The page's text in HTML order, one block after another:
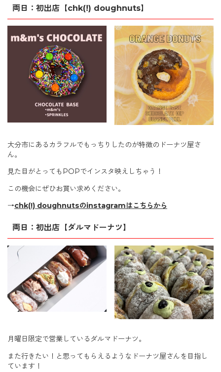
両日：初出店【chk(!) doughnuts】
大分市にあるカラフルでもっちりしたのが特徴のドーナツ屋さ
ん。
見た目がとってもPOPでインスタ映えしちゃう！
この機会にぜひお買い求めください。
→chk(!) doughnutsのinstagramはこちらから
両日：初出店【ダルマドーナツ】
月曜日限定で営業しているダルマドーナツ。
また行きたい！と思ってもらえるようなドーナツ屋さんを目指し
ています！